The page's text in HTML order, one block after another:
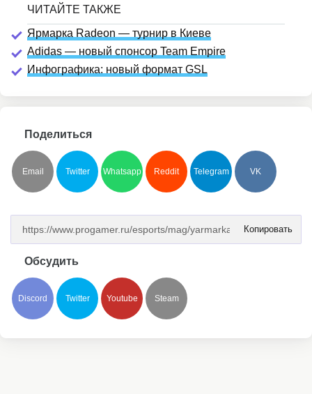
Ярмарка Radeon — турнир в Киеве
Adidas — новый спонсор Team Empire
Инфографика: новый формат GSL
Поделиться
Email Twitter Whatsapp Reddit Telegram VK
Копировать
Обсудить
Discord Twitter Youtube Steam